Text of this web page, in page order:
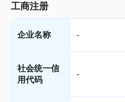
工商注册
企业名称 -
社会统一信
用代码
-